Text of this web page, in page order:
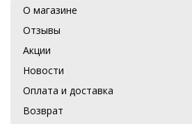
О магазине
Отзывы
Акции
Новости
Оплата и доставка
Возврат